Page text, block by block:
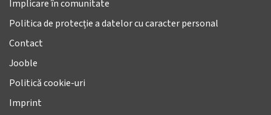
Implicare în comunitate
Politica de protecție a datelor cu caracter personal
Contact
Jooble
Politică cookie-uri
Imprint